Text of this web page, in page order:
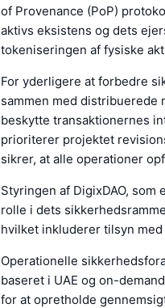
of Provenance (PoP)
aktivs eksistens og dets
tokeniseringen af fysiske
For yderligere at forbedre
sammen med
beskytte transaktionernes
prioriterer projektet
sikrer, at alle operationer
Styringen af DigixDAO,
rolle i dets
hvilket inkluderer tilsyn
Operationelle
baseret i UAE og on-
for at opretholde